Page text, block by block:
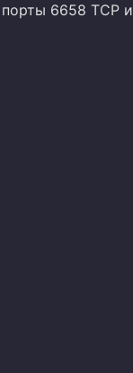
6658 TCP и